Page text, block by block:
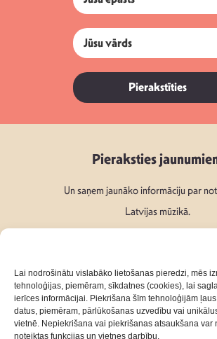
Lai nodrošinātu vislabāko lietošanas pieredzi, mēs
tehnoloģijas, piemēram, sīkdatnes (cookies), lai
ierīces informācijai. Piekrišana šīm tehnoloģijām
datus, piemēram, pārlūkošanas uzvedību vai
vietnē. Nepiekrišana vai piekrišanas atsaukšana var
noteiktas funkcijas un vietnes darbību.
Pierakstīties
Pieraksties
Un saņem jaunāko informāciju par
Latvijas mūzikā.
Seko mums: